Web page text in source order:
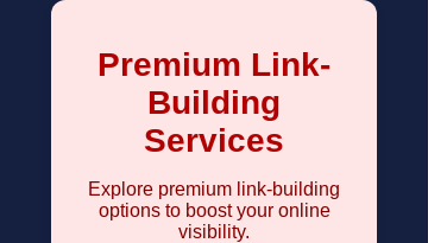
Premium Link-
Building
Services
Explore premium link-building
options to boost your online
visibility.